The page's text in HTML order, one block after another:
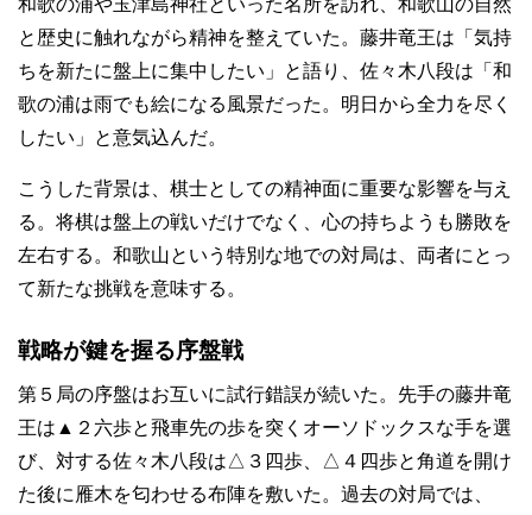
和歌の浦や玉津島神社といった名所を訪れ、和歌山の自然
と歴史に触れながら精神を整えていた。藤井竜王は「気持
ちを新たに盤上に集中したい」と語り、佐々木八段は「和
歌の浦は雨でも絵になる風景だった。明日から全力を尽く
したい」と意気込んだ。
こうした背景は、棋士としての精神面に重要な影響を与え
る。将棋は盤上の戦いだけでなく、心の持ちようも勝敗を
左右する。和歌山という特別な地での対局は、両者にとっ
て新たな挑戦を意味する。
戦略が鍵を握る序盤戦
第５局の序盤はお互いに試行錯誤が続いた。先手の藤井竜
王は▲２六歩と飛車先の歩を突くオーソドックスな手を選
び、対する佐々木八段は△３四歩、△４四歩と角道を開け
た後に雁木を匂わせる布陣を敷いた。過去の対局では、